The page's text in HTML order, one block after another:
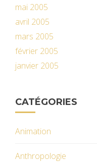
mai 2005
avril 2005
mars 2005
février 2005
janvier 2005
CATÉGORIES
Animation
Anthropologie